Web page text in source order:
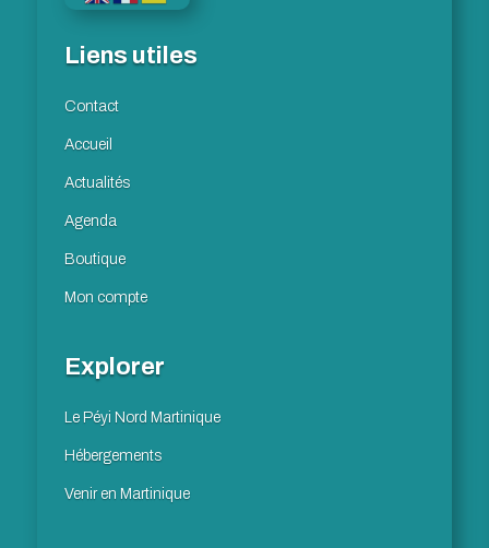
Liens utiles
Contact
Accueil
Actualités
Agenda
Boutique
Mon compte
Explorer
Le Péyi Nord Martinique
Hébergements
Venir en Martinique